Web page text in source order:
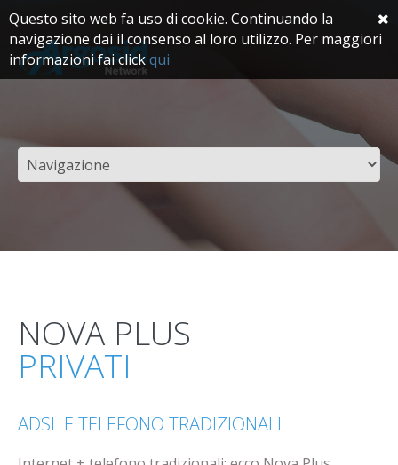
NOVA PLUS
PRIVATI
ADSL E TELEFONO TRADIZIONALI
Questo sito web fa uso di cookie. Continuando la
navigazione dai il consenso al loro utilizzo. Per maggiori
informazioni fai clickqui